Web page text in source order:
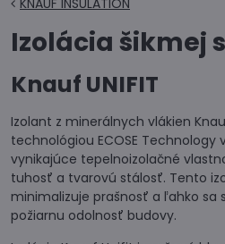
KNAUF INSULATION
Izolácia šikmej
Knauf UNIFIT
Izolant z minerálnych vlákien
technológiou ECOSE Technology
vynikajúce tepelnoizolačné
tuhosť a tvarovú stálosť. Tento
minimalizuje prašnosť a ľahko sa
požiarnu odolnosť budovy.